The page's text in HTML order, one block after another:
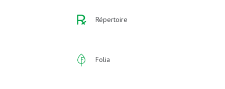
Répertoire
Folia